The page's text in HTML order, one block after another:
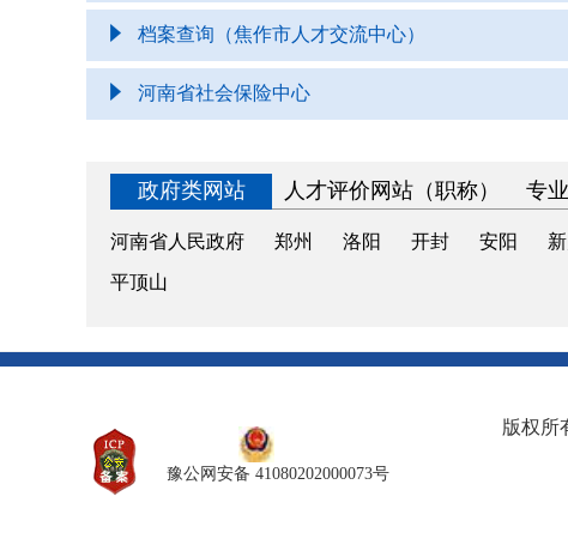
档案查询（焦作市人才交流中心）
河南省社会保险中心
政府类网站 人才评价网站（职称） 专
河南省人民政府 郑州 洛阳 开封 安阳
平顶山
豫公网安备 41080202000073号
版权所